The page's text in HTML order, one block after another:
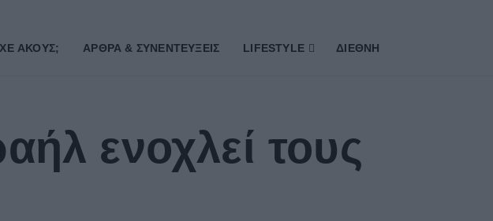
ΑΚΟΥΣ; ΑΡΘΡΑ & ΣΥΝΕΝΤΕΥΞΕΙΣ LIFESTYLE ΔΙΕΘΝΗ
ενοχλεί τους